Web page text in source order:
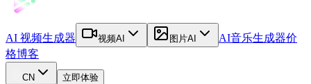
AI 视频生成器 视频AI 图片AI AI音乐生成器价
格博客
CN
立即体验